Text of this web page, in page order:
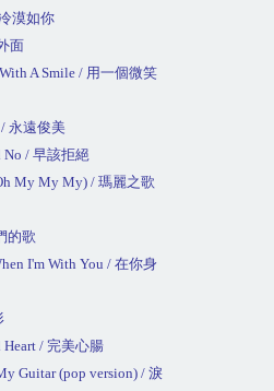
漠如你
面
A Smile / 用一個微笑
永遠俊美
No / 早該拒絕
My My My) / 瑪麗之歌
的歌
I'm With You / 在你身
Heart / 完美心腸
Guitar (pop version) / 淚